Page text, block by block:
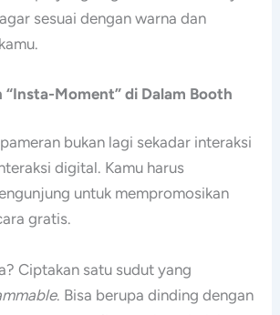
sesuai dengan warna dan
“Insta-Moment” di Dalam Booth
bukan lagi sekadar interaksi
digital. Kamu harus
untuk mempromosikan
gratis.
Ciptakan satu sudut yang
. Bisa berupa dinding dengan